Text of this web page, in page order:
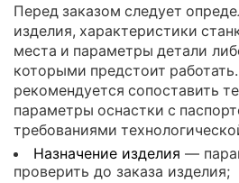
Перед заказом следует
изделия, характеристики
места и параметры детали
которыми предстоит
рекомендуется сопоставить
параметры оснастки с
требованиями
Назначение изделия —
проверить до заказа изделия;